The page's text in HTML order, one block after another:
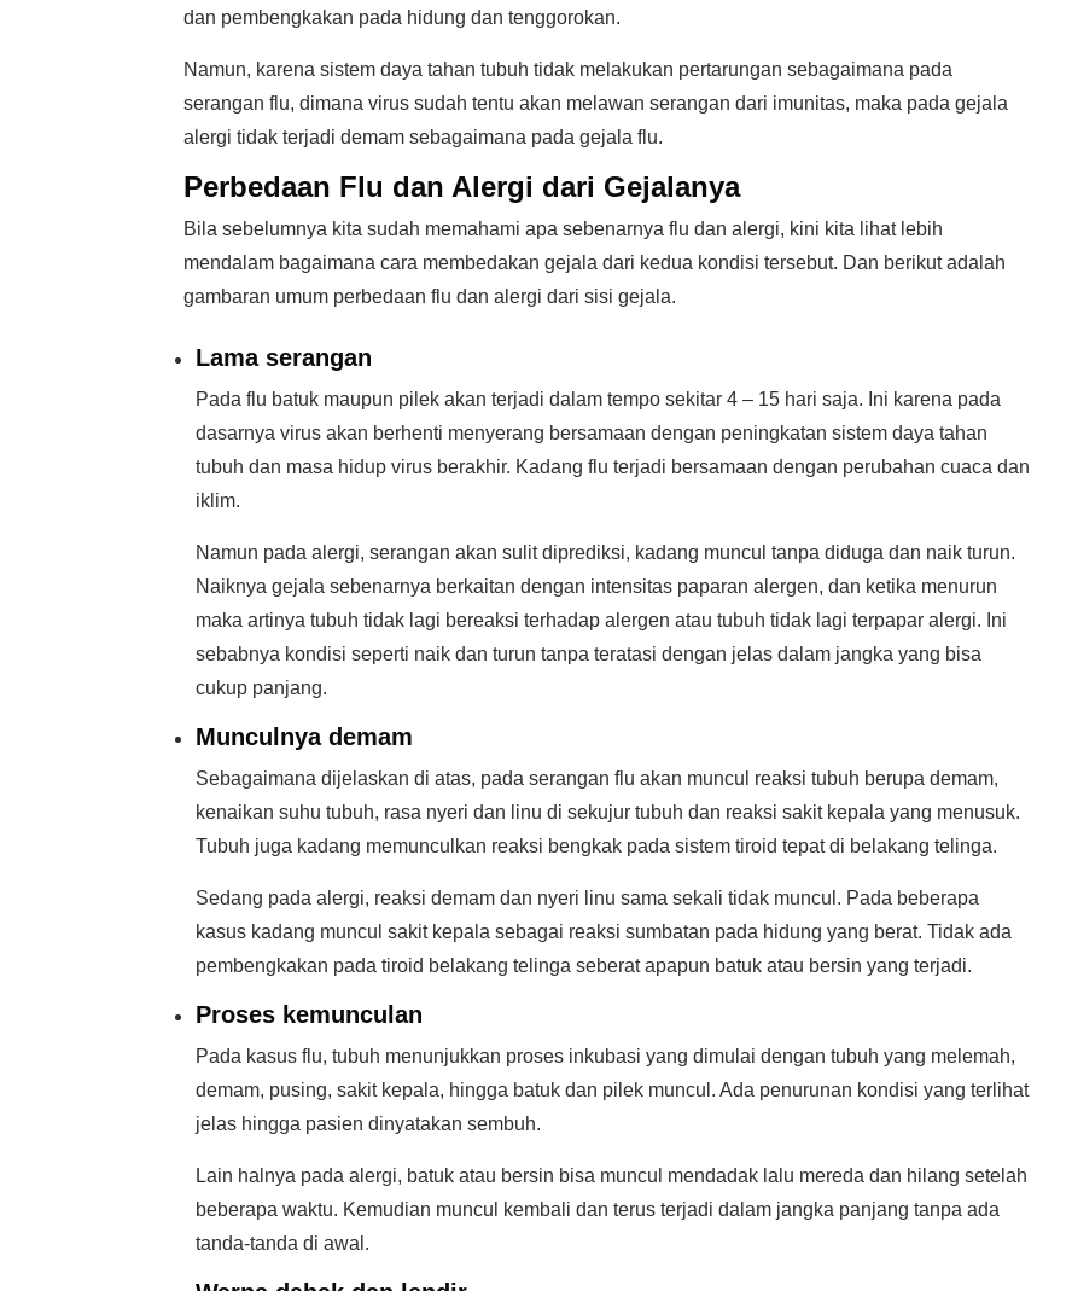
dan pembengkakan pada hidung dan tenggorokan.
Namun, karena sistem daya tahan tubuh tidak melakukan pertarungan sebagaimana pada
serangan flu, dimana virus sudah tentu akan melawan serangan dari imunitas, maka pada gejala
alergi tidak terjadi demam sebagaimana pada gejala flu.
Perbedaan Flu dan Alergi dari Gejalanya
Bila sebelumnya kita sudah memahami apa sebenarnya flu dan alergi, kini kita lihat lebih
mendalam bagaimana cara membedakan gejala dari kedua kondisi tersebut. Dan berikut adalah
gambaran umum perbedaan flu dan alergi dari sisi gejala.
Lama serangan
Pada flu batuk maupun pilek akan terjadi dalam tempo sekitar 4 – 15 hari saja. Ini karena pada
dasarnya virus akan berhenti menyerang bersamaan dengan peningkatan sistem daya tahan
tubuh dan masa hidup virus berakhir. Kadang flu terjadi bersamaan dengan perubahan cuaca dan
iklim.
Namun pada alergi, serangan akan sulit diprediksi, kadang muncul tanpa diduga dan naik turun.
Naiknya gejala sebenarnya berkaitan dengan intensitas paparan alergen, dan ketika menurun
maka artinya tubuh tidak lagi bereaksi terhadap alergen atau tubuh tidak lagi terpapar alergi. Ini
sebabnya kondisi seperti naik dan turun tanpa teratasi dengan jelas dalam jangka yang bisa
cukup panjang.
Munculnya demam
Sebagaimana dijelaskan di atas, pada serangan flu akan muncul reaksi tubuh berupa demam,
kenaikan suhu tubuh, rasa nyeri dan linu di sekujur tubuh dan reaksi sakit kepala yang menusuk.
Tubuh juga kadang memunculkan reaksi bengkak pada sistem tiroid tepat di belakang telinga.
Sedang pada alergi, reaksi demam dan nyeri linu sama sekali tidak muncul. Pada beberapa
kasus kadang muncul sakit kepala sebagai reaksi sumbatan pada hidung yang berat. Tidak ada
pembengkakan pada tiroid belakang telinga seberat apapun batuk atau bersin yang terjadi.
Proses kemunculan
Pada kasus flu, tubuh menunjukkan proses inkubasi yang dimulai dengan tubuh yang melemah,
demam, pusing, sakit kepala, hingga batuk dan pilek muncul. Ada penurunan kondisi yang terlihat
jelas hingga pasien dinyatakan sembuh.
Lain halnya pada alergi, batuk atau bersin bisa muncul mendadak lalu mereda dan hilang setelah
beberapa waktu. Kemudian muncul kembali dan terus terjadi dalam jangka panjang tanpa ada
tanda-tanda di awal.